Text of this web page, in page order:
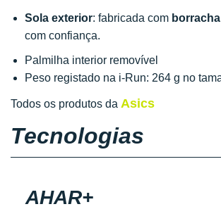
Sola exterior: fabricada com
com confiança.
Palmilha interior removível
Peso registado na i-Run: 264 g no
Todos os produtos da Asics
Tecnologias
AHAR+